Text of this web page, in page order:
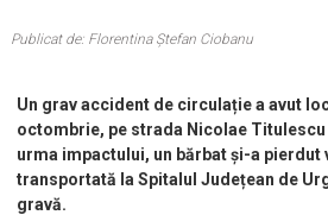
Publicat de: Florentina Ștefan Ciobanu
Un grav accident de circulație a avut
octombrie, pe strada Nicolae Titulescu
urma impactului, un bărbat și-a
transportată la Spitalul Județean de
gravă.